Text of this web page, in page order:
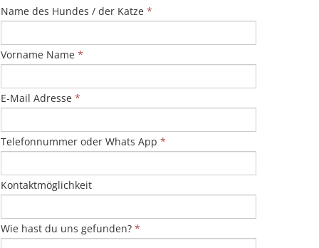
Name des Hundes / der Katze *
Vorname Name *
E-Mail Adresse *
Telefonnummer oder Whats App *
Kontaktmöglichkeit
Wie hast du uns gefunden? *